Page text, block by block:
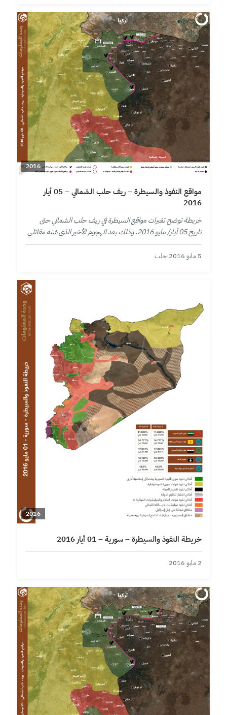
2016
مواقع النفوذ والسيطرة – ريف حلب الشمالي – 05 أيار
2016
خريطة توضح تغيرات مواقع السيطرة في ريف حلب الشمالي حتى
تاريخ 05 أيار/ مايو 2016، وذلك بعد الهجوم الأخير الذي شنه مقاتلي
تنظيم الدولة على أكثر من موقع.
5 مايو 2016 ·حلب
2016
خريطة النفوذ والسيطرة – سورية – 01 أيار 2016
2 مايو 2016